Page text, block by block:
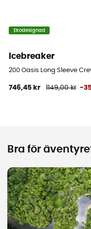
Ekodesignad
icebreaker
200 Oasis Long Sleeve
746,45 kr 1149,00 kr -
Bra för